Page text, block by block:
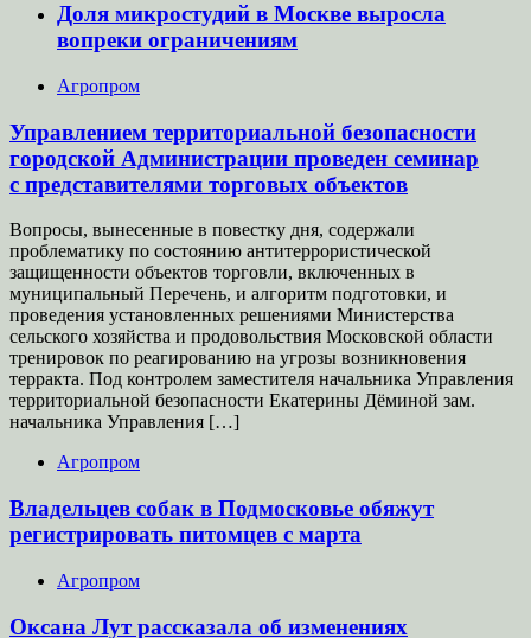
Доля микростудий в Москве выросла
вопреки ограничениям
Агропром
Управлением территориальной безопасности
городской Администрации проведен семинар
с представителями торговых объектов
Вопросы, вынесенные в повестку дня, содержали
проблематику по состоянию антитеррористической
защищенности объектов торговли, включенных в
муниципальный Перечень, и алгоритм подготовки, и
проведения установленных решениями Министерства
сельского хозяйства и продовольствия Московской области
тренировок по реагированию на угрозы возникновения
терракта. Под контролем заместителя начальника Управления
территориальной безопасности Екатерины Дёминой зам.
начальника Управления […]
Агропром
Владельцев собак в Подмосковье обяжут
регистрировать питомцев с марта
Агропром
Оксана Лут рассказала об изменениях